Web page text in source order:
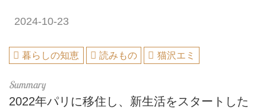
2024-10-23
暮らしの知恵 読みもの 猫沢エミ
2022年パリに移住し、新生活をスタートした